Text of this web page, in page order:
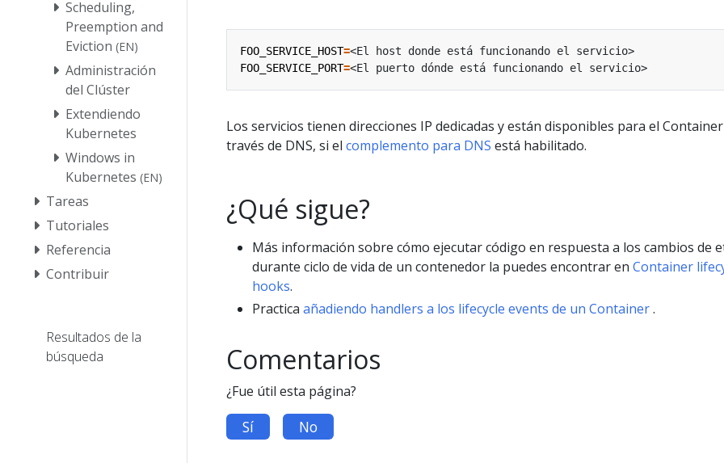
Scheduling,
Preemption and
Eviction (EN)
Administración
del Clúster
Extendiendo
Kubernetes
Windows in
Kubernetes (EN)
Tareas
Tutoriales
Referencia
Contribuir
Resultados de la
búsqueda
FOO_SERVICE_HOST=
FOO_SERVICE_PORT=
Los servicios tienen direcciones IP dedicadas y están disponibles para el
través de DNS, si el complemento para DNS está habilitado.
¿Qué sigue?
Más información sobre cómo ejecutar código en respuesta a los cambios de
durante ciclo de vida de un contenedor la puedes encontrar en Container
hooks.
Practica añadiendo handlers a los lifecycle events de un Container.
Comentarios
¿Fue útil esta página?
Sí No